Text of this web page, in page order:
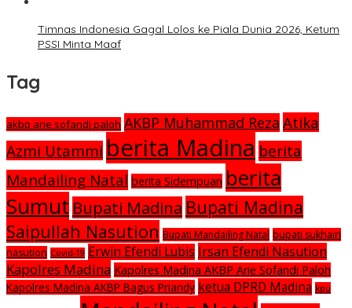
Timnas Indonesia Gagal Lolos ke Piala Dunia 2026, Ketum
PSSI Minta Maaf
Tag
akbp arie sofandi paloh AKBP Muhammad Reza Atika
Azmi Utammi berita Madina berita
Mandailing Natal berita Sidempuan berita
Sumut Bupati Madina Bupati Madina
Saipullah Nasution Bupati Mandailing Natal bupati sukhairi
nasution Covid-19 Erwin Efendi Lubis Irsan Efendi Nasution
Kapolres Madina Kapolres Madina AKBP Arie Sofandi Paloh
Kapolres Madina AKBP Bagus Priandy ketua DPRD Madina kpu